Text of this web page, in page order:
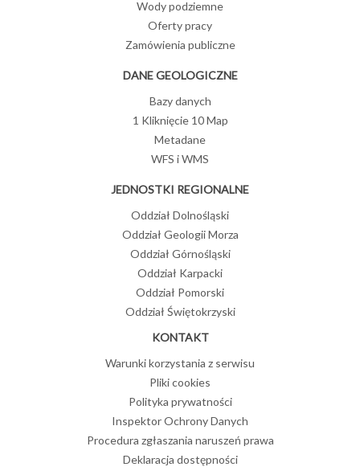
Wody podziemne
Oferty pracy
Zamówienia publiczne
DANE GEOLOGICZNE
Bazy danych
1 Kliknięcie 10 Map
Metadane
WFS i WMS
JEDNOSTKI REGIONALNE
Oddział Dolnośląski
Oddział Geologii Morza
Oddział Górnośląski
Oddział Karpacki
Oddział Pomorski
Oddział Świętokrzyski
KONTAKT
Warunki korzystania z serwisu
Pliki cookies
Polityka prywatności
Inspektor Ochrony Danych
Procedura zgłaszania naruszeń prawa
Deklaracja dostępności